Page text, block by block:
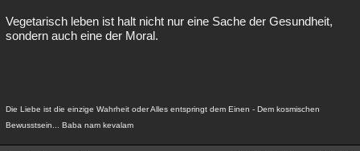
Vegetarisch leben ist halt nicht nur eine Sache der Gesundheit,
sondern auch eine der Moral.
Die Liebe ist die einzige Wahrheit oder Alles entspringt dem Einen - Dem kosmischen
Bewusstsein... Baba nam kevalam